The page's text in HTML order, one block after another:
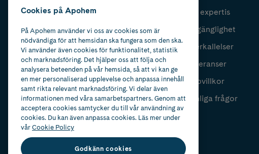
Vår expertis
Tillgänglighet
Återkallelser
Leveranser
Köpvillkor
Vanliga frågor
Cookies på Apohem
På Apohem använder vi oss av cookies som är
nödvändiga för att hemsidan ska fungera som den ska.
Vi använder även cookies för funktionalitet, statistik
och marknadsföring. Det hjälper oss att följa och
analysera beteenden på vår hemsida, så att vi kan ge
en mer personaliserad upplevelse och anpassa innehåll
samt rikta relevant marknadsföring. Vi delar även
informationen med våra samarbetspartners. Genom att
acceptera cookies samtycker du till vår användning av
cookies. Du kan även anpassa cookies. Läs mer under
vårCookie Policy
Godkänn cookies